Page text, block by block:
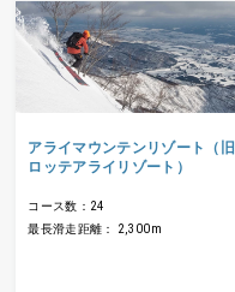
アライマウンテンリゾート（旧
ロッテアライリゾート）
コース数：24
最長滑走距離： 2,300m